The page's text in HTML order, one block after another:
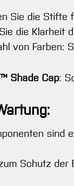
Sie die Stifte
die Klarheit
von Farben:
Shade Cap:
Schutz der